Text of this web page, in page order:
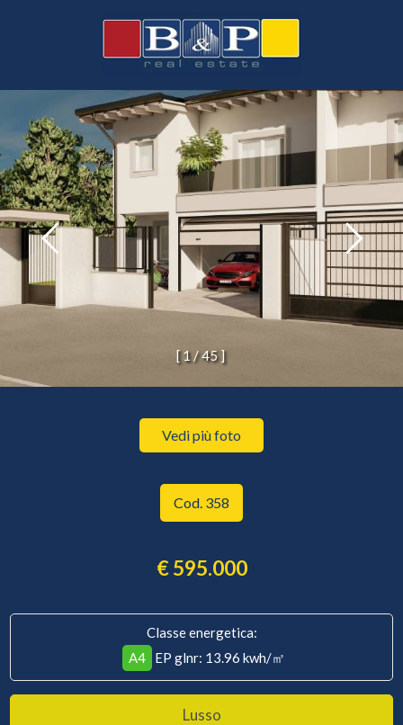
[ 1 /45 ]
Vedi più foto
Cod. 358
€ 595.000
Classe energetica:
A4
EP glnr: 13.96 kwh/㎡
Lusso